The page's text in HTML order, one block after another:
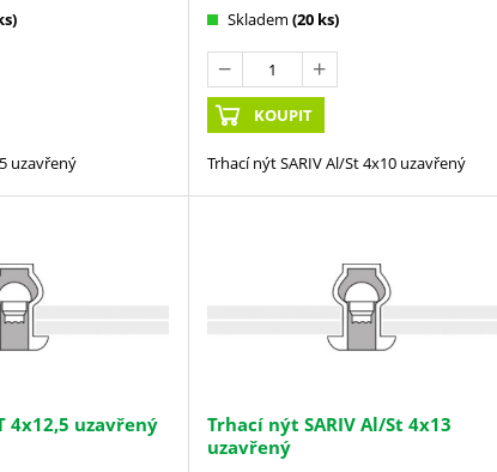
uzavřený
Skladem (20 ks)
KOUPIT
Trhací nýt SARIV Al/St 4x10 uzavřený
4x12,5 uzavřený
Trhací nýt SARIV Al/St 4x13
uzavřený